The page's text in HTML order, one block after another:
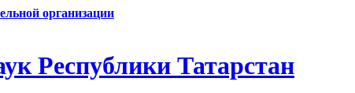
организации
Республики Татарстан